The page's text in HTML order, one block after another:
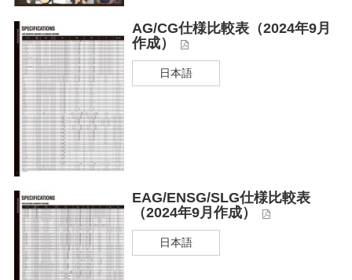
AG/CG仕様比較表（2024年9月
作成）
日本語
EAG/ENSG/SLG仕様比較表
（2024年9月作成）
日本語